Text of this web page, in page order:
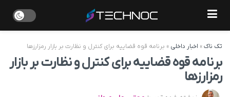
تک ناک» اخبار داخلی » برنامه قوه قضاییه برای کنترل و نظارت بر بازار رمزارزها
برنامه قوه قضاییه برای کنترل و نظارت بر بازار
رمزارزها